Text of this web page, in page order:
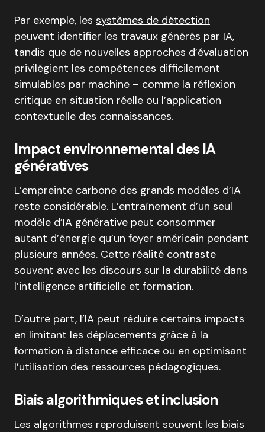
Par exemple, les systèmes de détection
peuvent identifier les travaux générés par IA,
tandis que de nouvelles approches d’évaluation
privilégient les compétences difficilement
simulables par machine – comme la réflexion
critique en situation réelle ou l’application
contextuelle des connaissances.
Impact environnemental des IA
génératives
L’empreinte carbone des grands modèles d’IA
reste considérable. L’entraînement d’un seul
modèle d’IA générative peut consommer
autant d’énergie qu’un foyer américain pendant
plusieurs années. Cette réalité contraste
souvent avec les discours sur la durabilité dans
l’intelligence artificielle et formation.
D’autre part, l’IA peut réduire certains impacts
en limitant les déplacements grâce à la
formation à distance efficace ou en optimisant
l’utilisation des ressources pédagogiques.
Biais algorithmiques et inclusion
Les algorithmes reproduisent souvent les biais